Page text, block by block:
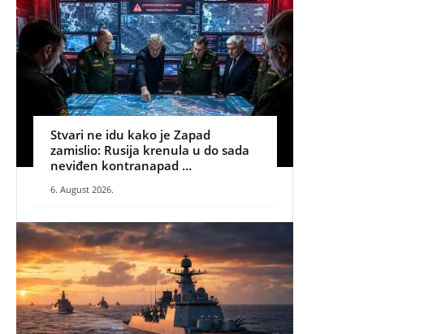
Stvari ne idu kako je Zapad
zamislio: Rusija krenula u do sada
neviđen kontranapad …
6. August 2026.